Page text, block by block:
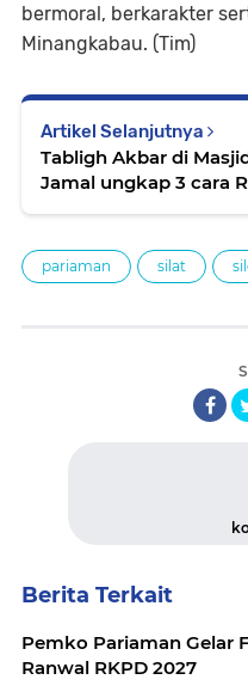
bermoral, berkarakter
Minangkabau. (Tim)
Artikel Selanjutnya
Tabligh Akbar di
Jamal ungkap 3 cara
pariaman silat
Berita Terkait
Pemko Pariaman Gelar
Ranwal RKPD 2027